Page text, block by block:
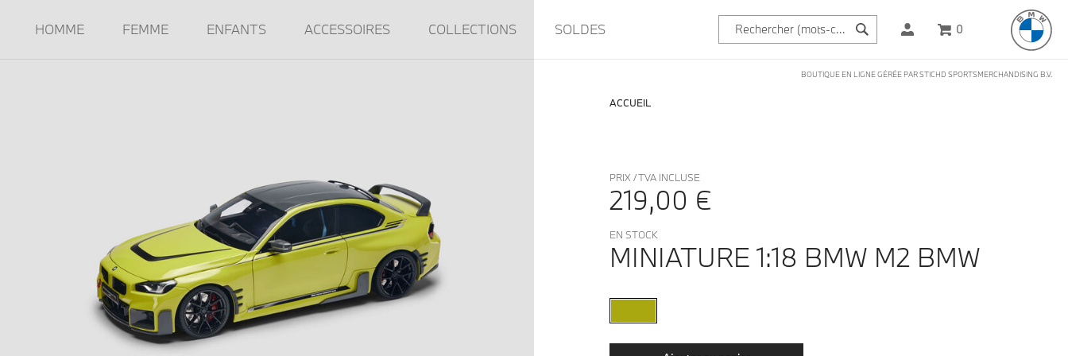
HOMME FEMME ENFANTS ACCESSOIRES COLLECTIONS SOLDES 0
BOUTIQUE EN LIGNE GÉRÉE PAR STICHD SPORTSMERCHANDISING B.V.
ACCUEIL
PRIX / TVA INCLUSE
219,00 €
EN STOCK
MINIATURE 1:18 BMW M2 BMW